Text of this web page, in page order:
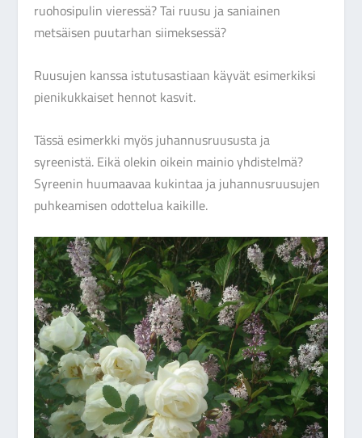
ruohosipulin vieressä? Tai ruusu ja saniainen
metsäisen puutarhan siimeksessä?
Ruusujen kanssa istutusastiaan käyvät esimerkiksi
pienikukkaiset hennot kasvit.
Tässä esimerkki myös juhannusruususta ja
syreenistä. Eikä olekin oikein mainio yhdistelmä?
Syreenin huumaavaa kukintaa ja juhannusruusujen
puhkeamisen odottelua kaikille.